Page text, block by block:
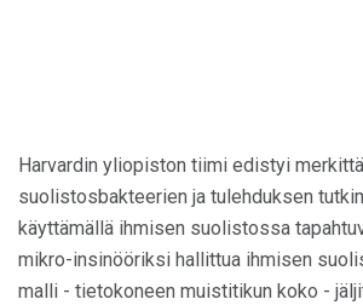
Harvardin yliopiston tiimi edistyi
suolistosbakteerien ja tulehduksen
käyttämällä ihmisen suolistossa
mikro-insinööriksi hallittua ihmisen
malli - tietokoneen muistitikun koko -